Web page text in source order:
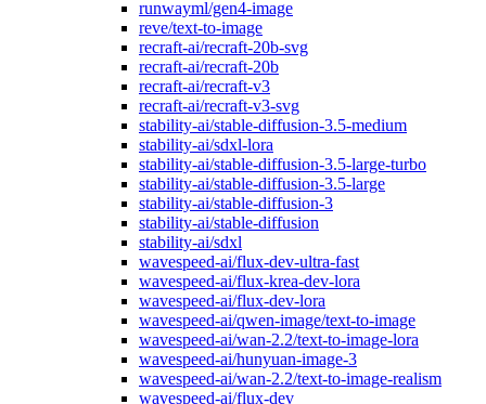
runwayml/gen4-image
reve/text-to-image
recraft-ai/recraft-20b-svg
recraft-ai/recraft-20b
recraft-ai/recraft-v3
recraft-ai/recraft-v3-svg
stability-ai/stable-diffusion-3.5-medium
stability-ai/sdxl-lora
stability-ai/stable-diffusion-3.5-large-turbo
stability-ai/stable-diffusion-3.5-large
stability-ai/stable-diffusion-3
stability-ai/stable-diffusion
stability-ai/sdxl
wavespeed-ai/flux-dev-ultra-fast
wavespeed-ai/flux-krea-dev-lora
wavespeed-ai/flux-dev-lora
wavespeed-ai/qwen-image/text-to-image
wavespeed-ai/wan-2.2/text-to-image-lora
wavespeed-ai/hunyuan-image-3
wavespeed-ai/wan-2.2/text-to-image-realism
wavespeed-ai/flux-dev